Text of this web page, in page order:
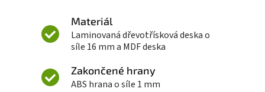
Materiál
Laminovaná dřevotřísková deska o
síle 16 mm a MDF deska
Zakončené hrany
ABS hrana o síle 1 mm